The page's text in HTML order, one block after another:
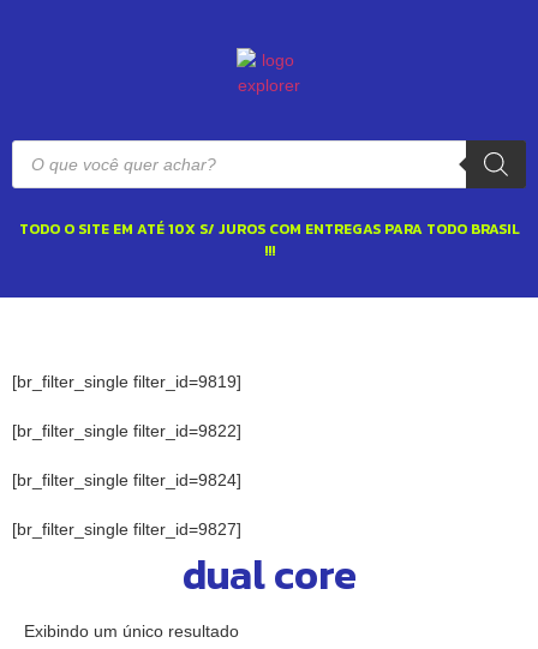
TODO O SITE EM ATÉ 10X S/ JUROS COM ENTREGAS PARA TODO BRASIL
!!!
[br_filter_single filter_id=9819]
[br_filter_single filter_id=9822]
[br_filter_single filter_id=9824]
[br_filter_single filter_id=9827]
dual core
Exibindo um único resultado